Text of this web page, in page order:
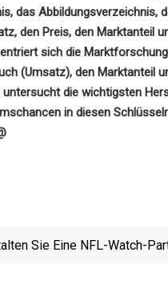
das Abbildungsverzeichnis,
den Preis, den Marktanteil
sich die
(Umsatz), den Marktanteil
die wichtigsten
in diesen
Sie Eine NFL-Watch-